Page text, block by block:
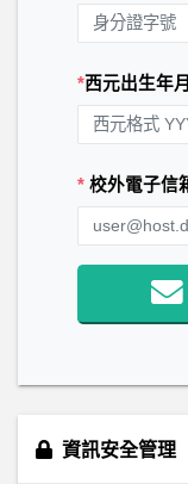
*西元出生年
* 校外電子信
資訊安全管理